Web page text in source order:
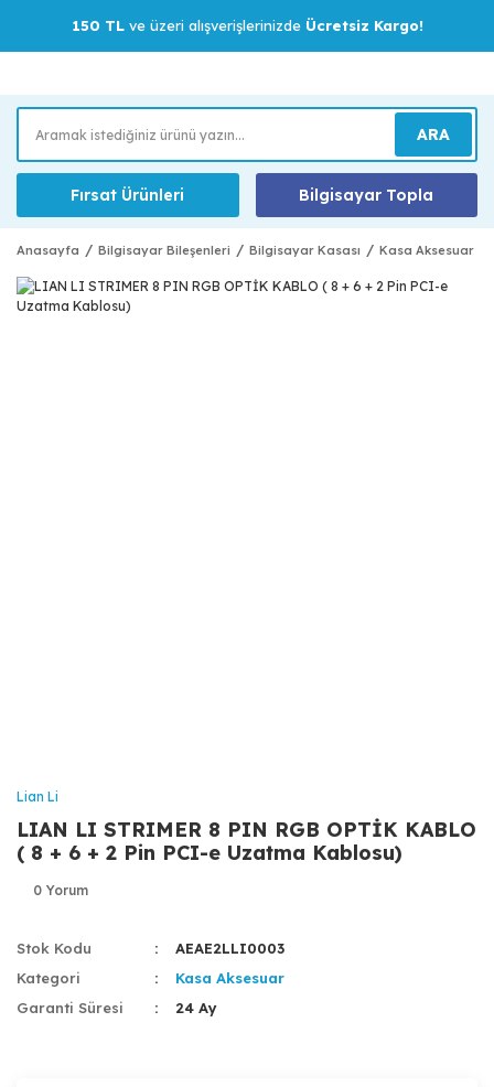
150 TLve üzeri alışverişlerinizde Ücretsiz Kargo!
ARA
Fırsat Ürünleri Bilgisayar Topla
Anasayfa Bilgisayar Bileşenleri Bilgisayar Kasası Kasa Aksesuar
Lian Li
LIAN LI STRIMER 8 PIN RGB OPTİK KABLO
( 8 + 6 + 2 Pin PCI-e Uzatma Kablosu)
0 Yorum
Stok Kodu
AEAE2LLI0003
Kategori
Kasa Aksesuar
Garanti Süresi
24 Ay